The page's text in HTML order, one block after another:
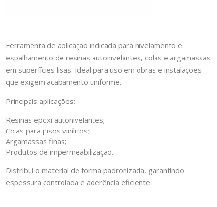
Ferramenta de aplicação indicada para nivelamento e
espalhamento de resinas autonivelantes, colas e argamassas
em superfícies lisas. Ideal para uso em obras e instalações
que exigem acabamento uniforme.
Principais aplicações:
Resinas epóxi autonivelantes;
Colas para pisos vinílicos;
Argamassas finas;
Produtos de impermeabilização.
Distribui o material de forma padronizada, garantindo
espessura controlada e aderência eficiente.